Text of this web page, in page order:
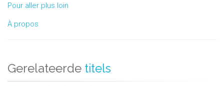
Pour aller plus loin
À propos
Gerelateerde titels